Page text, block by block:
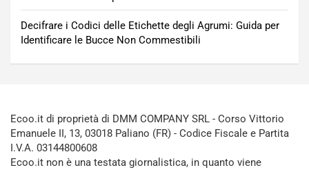
Decifrare i Codici delle Etichette degli Agrumi: Guida per
Identificare le Bucce Non Commestibili
Ecoo.it di proprietà di DMM COMPANY SRL - Corso Vittorio
Emanuele II, 13, 03018 Paliano (FR) - Codice Fiscale e Partita
I.V.A. 03144800608
Ecoo.it non è una testata giornalistica, in quanto viene